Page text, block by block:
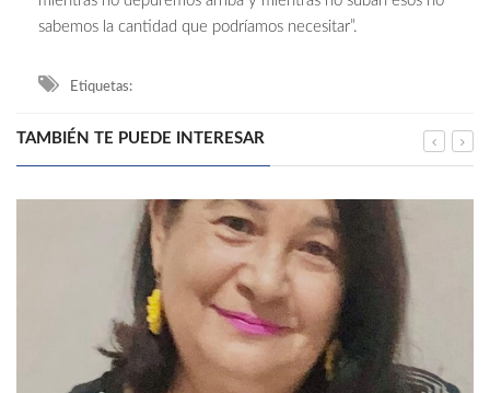
sabemos la cantidad que podríamos necesitar”.
Etiquetas:
TAMBIÉN TE PUEDE INTERESAR